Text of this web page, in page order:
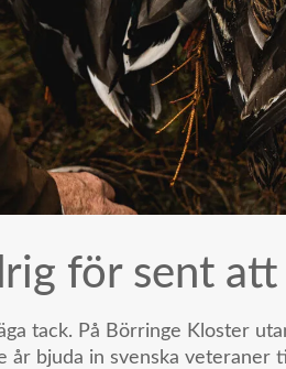
för sent att
tack. På Börringe Kloster
år bjuda in svenska veteraner